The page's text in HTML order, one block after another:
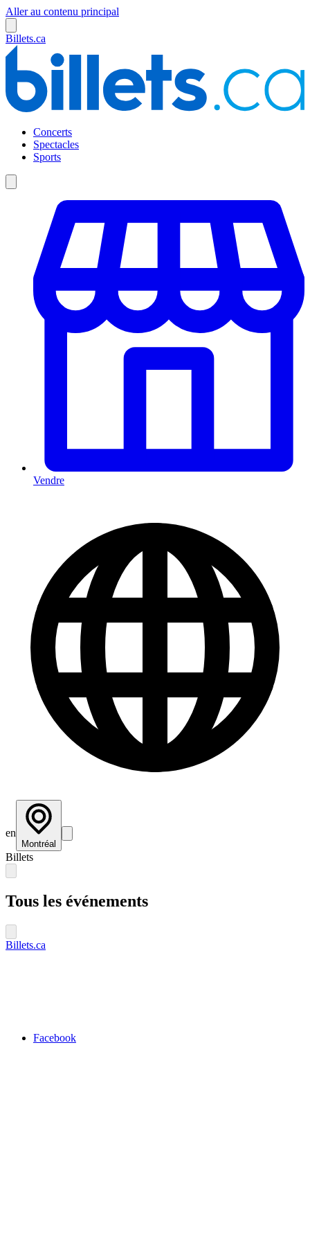
Aller au contenu principal
Billets.ca
Concerts
Spectacles
Sports
Vendre
en
Montréal
Billets
Tous les événements
Billets.ca
Facebook